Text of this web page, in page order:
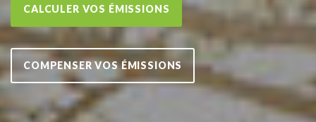
CALCULER VOS ÉMISSIONS
COMPENSER VOS ÉMISSIONS